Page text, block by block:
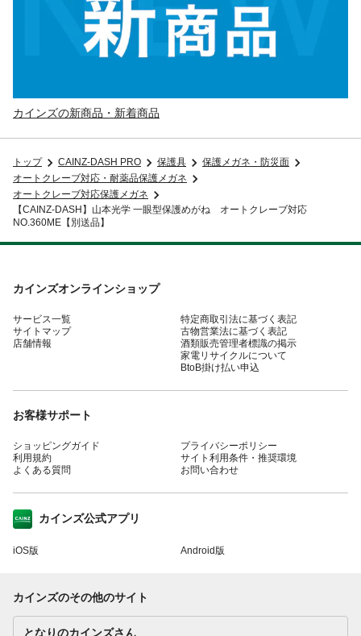
カインズの新商品・新着商品
トップ CAINZ-DASH PRO 保護具
保護メガネ・防災面
オートクレーブ対応・耐薬品保護メガネ
オートクレーブ対応保護メガネ
【CAINZ-DASH】山本光学 一眼型保護めがね オートクレーブ対応
NO.360ME【別送品】
カインズオンラインショップ
サービス一覧
サイトマップ
店舗情報
特定商取引法に基づく表記
古物営業法に基づく表記
酒類販売管理者標識の掲示
家電リサイクルについて
BtoB掛け払い申込
お客様サポート
ショッピングガイド
利用規約
よくある質問
プライバシーポリシー
サイト利用条件・推奨環境
お問い合わせ
カインズ公式アプリ
iOS版 Android版
カインズのその他のサイト
となりのカインズさん